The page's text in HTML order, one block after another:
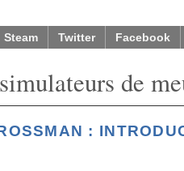
Steam Twitter Facebook
de
: